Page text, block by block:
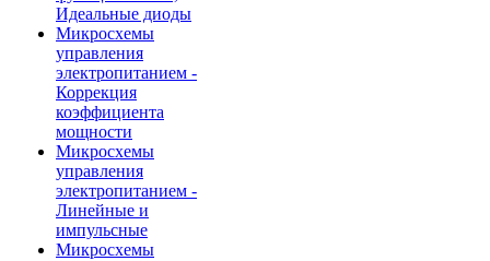
Идеальные диоды
Микросхемы
управления
электропитанием -
Коррекция
коэффициента
мощности
Микросхемы
управления
электропитанием -
Линейные и
импульсные
Микросхемы